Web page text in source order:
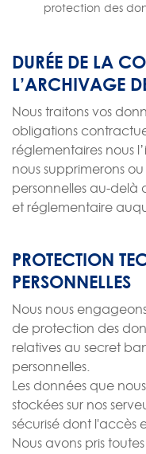
protection des
DURÉE DE LA
L’ARCHIVAGE
Nous traitons vos
obligations
réglementaires nous
nous supprimerons
personnelles au-delà
et réglementaire
PROTECTION
PERSONNELLES
Nous nous
de protection des
relatives au secret
personnelles.
Les données que
stockées sur nos
sécurisé dont l'accès
Nous avons pris